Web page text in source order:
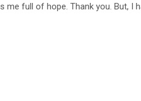
full of hope. Thank you. But, I